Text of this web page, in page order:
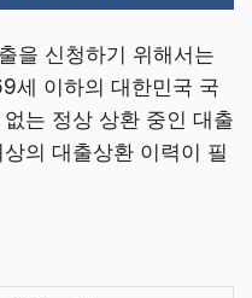
을 신청하기 위해서는
세 이하의 대한민국 국
는 정상 상환 중인 대출
의 대출상환 이력이 필